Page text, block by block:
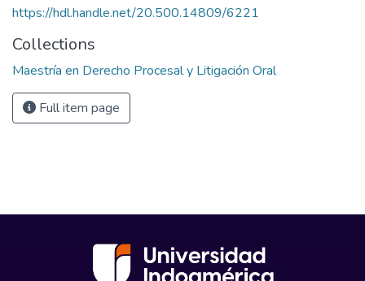
https://hdl.handle.net/20.500.14809/6221
Collections
Maestría en Derecho Procesal y Litigación Oral
Full item page